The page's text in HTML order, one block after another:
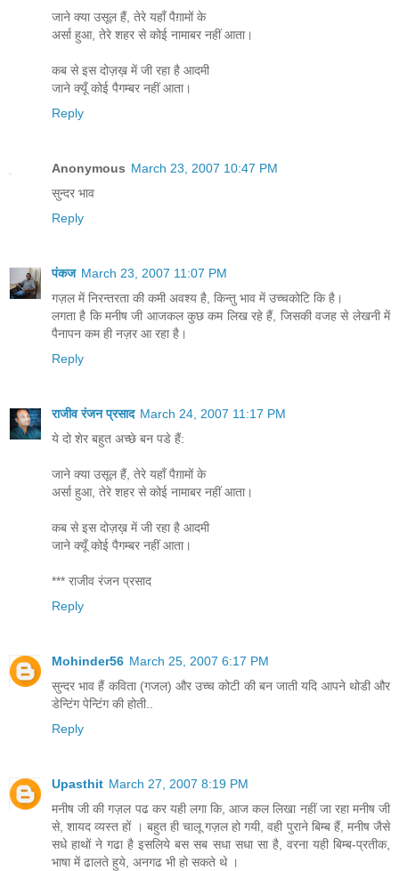
जाने क्या उसूल हैं, तेरे यहाँ पैग़ामों के
अर्सा हुआ, तेरे शहर से कोई नामाबर नहीं आता।
कब से इस दोज़ख़ में जी रहा है आदमी
जाने क्यूँ कोई पैगम्बर नहीं आता।
Reply
Anonymous March 23, 2007 10:47 PM
सुन्दर भाव
Reply
पंकज March 23, 2007 11:07 PM
गज़ल में निरन्तरता की कमी अवश्य है, किन्तु भाव में उच्चकोटि कि है।
लगता है कि मनीष जी आजकल कुछ कम लिख रहे हैं, जिसकी वजह से लेखनी में
पैनापन कम ही नज़र आ रहा है।
Reply
राजीव रंजन प्रसाद March 24, 2007 11:17 PM
ये दो शेर बहुत अच्छे बन पडे हैं:
जाने क्या उसूल हैं, तेरे यहाँ पैग़ामों के
अर्सा हुआ, तेरे शहर से कोई नामाबर नहीं आता।
कब से इस दोज़ख़ में जी रहा है आदमी
जाने क्यूँ कोई पैगम्बर नहीं आता।
*** राजीव रंजन प्रसाद
Reply
Mohinder56 March 25, 2007 6:17 PM
सुन्दर भाव हैं कविता (गजल) और उच्च कोटी की बन जाती यदि आपने थोडी और
डेन्टिंग पेन्टिंग की होती..
Reply
Upasthit March 27, 2007 8:19 PM
मनीष जी की गज़ल पढ कर यही लगा कि, आज कल लिखा नहीं जा रहा मनीष जी
से, शायद व्यस्त हों । बहुत ही चालू गज़ल हो गयी, वही पुराने बिम्ब हैं, मनीष जैसे
सधे हाथों ने गढा है इसलिये बस सब सधा सधा सा है, वरना यही बिम्ब-प्रतीक,
भाषा में ढालते हुये, अनगढ भी हो सकते थे ।